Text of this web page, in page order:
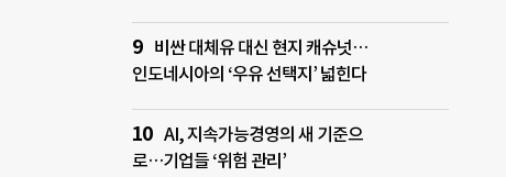
비싼 대체유 대신 현지 캐슈넛…
인도네시아의 ‘우유 선택지’ 넓힌다
AI, 지속가능경영의 새 기준으
로…기업들 ‘위험 관리’